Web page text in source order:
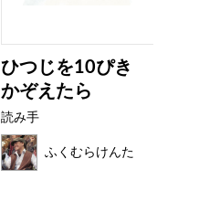
ひつじを10ぴき
かぞえたら
読み手
ふくむらけんた